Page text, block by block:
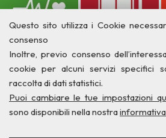
Questo sito utilizza i Cookie
consenso
Inoltre, previo consenso
cookie per alcuni servizi specifici
raccolta di dati statistici.
Puoi cambiare le tue impostazioni
sono disponibili nella nostra